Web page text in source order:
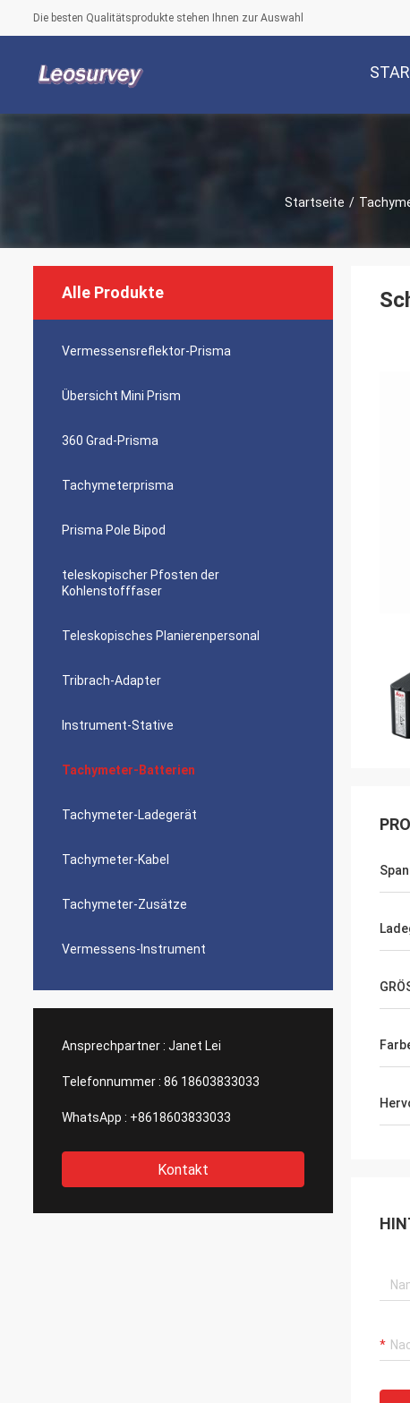
Die besten Qualitätsprodukte stehen Ihnen zur Auswahl
Startseite /
Alle Produkte
Vermessensreflektor-Prisma
Übersicht Mini Prism
360 Grad-Prisma
Tachymeterprisma
Prisma Pole Bipod
teleskopischer Pfosten der
Kohlenstofffaser
Teleskopisches Planierenpersonal
Tribrach-Adapter
Instrument-Stative
Tachymeter-Batterien
Tachymeter-Ladegerät
Tachymeter-Kabel
Tachymeter-Zusätze
Vermessens-Instrument
Ansprechpartner : Janet Lei
Telefonnummer : 86 18603833033
WhatsApp : +8618603833033
Kontakt